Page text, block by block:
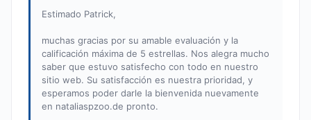
Estimado Patrick,
muchas gracias por su amable evaluación y la
calificación máxima de 5 estrellas. Nos alegra mucho
saber que estuvo satisfecho con todo en nuestro
sitio web. Su satisfacción es nuestra prioridad, y
esperamos poder darle la bienvenida nuevamente
en nataliaspzoo.de pronto.